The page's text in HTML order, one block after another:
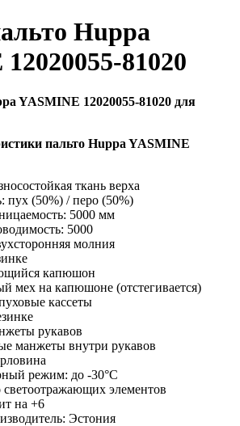
Huppa
81020
YASMINE 12020055-81020 для
пальто Huppa YASMINE
ткань верха
пух (50%) / перо (50%)
5000 мм
5000
молния
капюшон
мех на капюшоне (отстегивается)
кассеты
рукавов
манжеты внутри рукавов
режим: до -30°C
элементов
на +6
Эстония